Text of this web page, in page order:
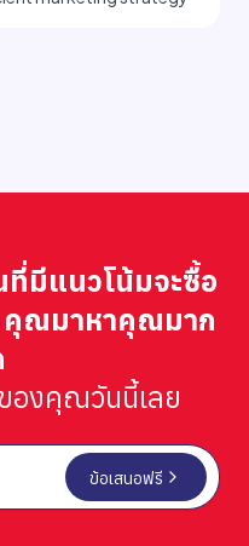
ที่มีแนวโน้มจะซื้อ
คุณมาหาคุณมาก
องคุณวันนี้เลย
ข้อเสนอฟรี